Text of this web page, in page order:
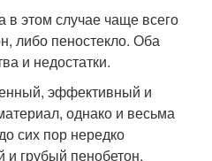
в этом случае чаще всего
либо пеностекло. Оба
и недостатки.
эффективный и
однако и весьма
сих пор нередко
и грубый пенобетон.